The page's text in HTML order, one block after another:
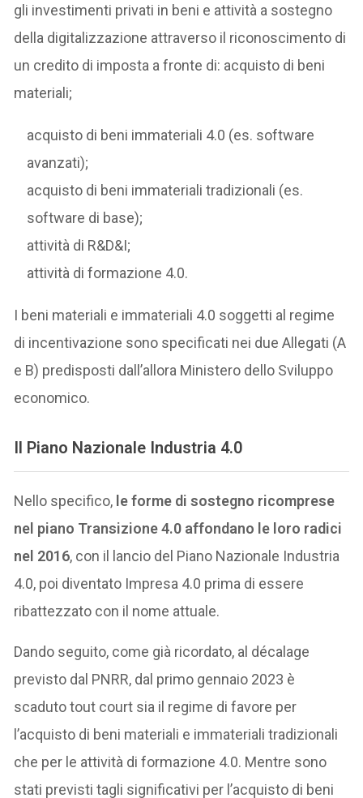
gli investimenti privati in beni e attività a sostegno
della digitalizzazione attraverso il riconoscimento di
un credito di imposta a fronte di: acquisto di beni
materiali;
acquisto di beni immateriali 4.0 (es. software
avanzati);
acquisto di beni immateriali tradizionali (es.
software di base);
attività di R&D&I;
attività di formazione 4.0.
I beni materiali e immateriali 4.0 soggetti al regime
di incentivazione sono specificati nei due Allegati (A
e B) predisposti dall’allora Ministero dello Sviluppo
economico.
Il Piano Nazionale Industria 4.0
Nello specifico, le forme di sostegno ricomprese
nel piano Transizione 4.0 affondano le loro radici
nel 2016, con il lancio del Piano Nazionale Industria
4.0, poi diventato Impresa 4.0 prima di essere
ribattezzato con il nome attuale.
Dando seguito, come già ricordato, al décalage
previsto dal PNRR, dal primo gennaio 2023 è
scaduto tout court sia il regime di favore per
l’acquisto di beni materiali e immateriali tradizionali
che per le attività di formazione 4.0. Mentre sono
stati previsti tagli significativi per l’acquisto di beni